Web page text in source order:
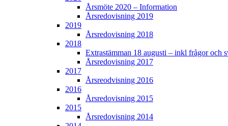
Årsmöte 2020 – Information
Årsredovisning 2019
2019
Årsredovisning 2018
2018
Extrastämman 18 augusti – inkl frågor och
Årsredovisning 2017
2017
Årsreodvisning 2016
2016
Årsredovisning 2015
2015
Årsredovisning 2014